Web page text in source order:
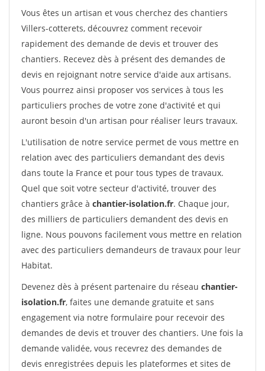
Vous êtes un artisan et vous cherchez des chantiers
Villers-cotterets, découvrez comment recevoir
rapidement des demande de devis et trouver des
chantiers. Recevez dès à présent des demandes de
devis en rejoignant notre service d'aide aux artisans.
Vous pourrez ainsi proposer vos services à tous les
particuliers proches de votre zone d'activité et qui
auront besoin d'un artisan pour réaliser leurs travaux.
L'utilisation de notre service permet de vous mettre en
relation avec des particuliers demandant des devis
dans toute la France et pour tous types de travaux.
Quel que soit votre secteur d'activité, trouver des
chantiers grâce à chantier-isolation.fr. Chaque jour,
des milliers de particuliers demandent des devis en
ligne. Nous pouvons facilement vous mettre en relation
avec des particuliers demandeurs de travaux pour leur
Habitat.
Devenez dès à présent partenaire du réseau chantier-
isolation.fr, faites une demande gratuite et sans
engagement via notre formulaire pour recevoir des
demandes de devis et trouver des chantiers. Une fois la
demande validée, vous recevrez des demandes de
devis enregistrées depuis les plateformes et sites de